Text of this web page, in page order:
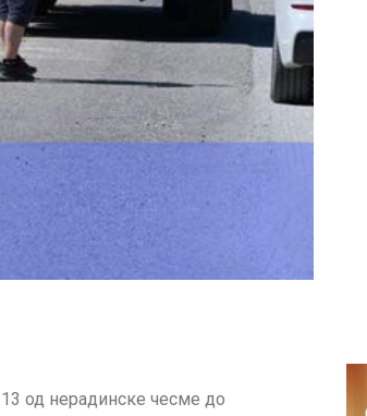
од нерадинске чесме до